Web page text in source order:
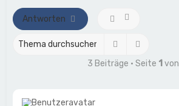
Antworten
Suche
3 Beiträge • Seite 1 von